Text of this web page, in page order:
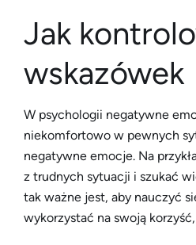
Jak
wskazówek
W psychologii negatywne
niekomfortowo w pewnych
negatywne emocje. Na
z trudnych sytuacji i szukać
tak ważne jest, aby nauczyć
wykorzystać na swoją